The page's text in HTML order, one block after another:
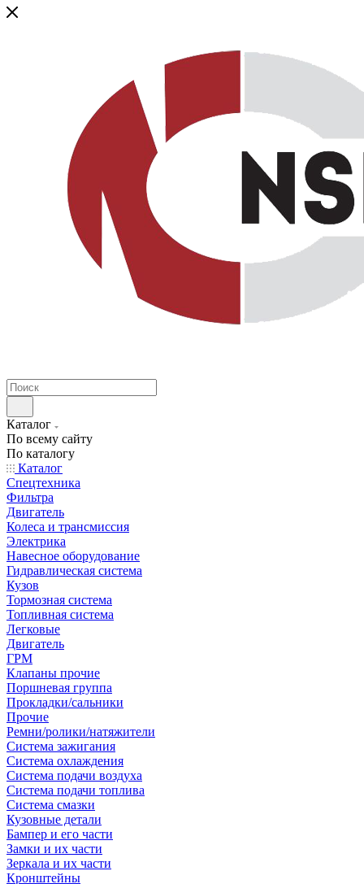
Каталог
По всему сайту
По каталогу
Каталог
Спецтехника
Фильтра
Двигатель
Колеса и трансмиссия
Электрика
Навесное оборудование
Гидравлическая система
Кузов
Тормозная система
Топливная система
Легковые
Двигатель
ГРМ
Клапаны прочие
Поршневая группа
Прокладки/сальники
Прочие
Ремни/ролики/натяжители
Система зажигания
Система охлаждения
Система подачи воздуха
Система подачи топлива
Система смазки
Кузовные детали
Бампер и его части
Замки и их части
Зеркала и их части
Кронштейны